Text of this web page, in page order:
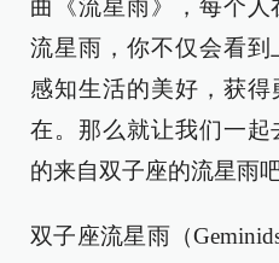
曲《流星雨》，每个
流星雨，你不仅会看
感知生活的美好，获
在。那么就让我们一
的来自双子座的流星雨吧
双子座流星雨（